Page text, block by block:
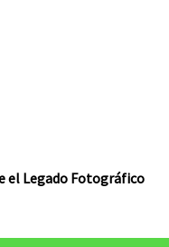
el Legado Fotográfico